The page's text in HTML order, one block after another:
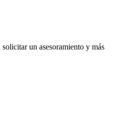
un asesoramiento y más